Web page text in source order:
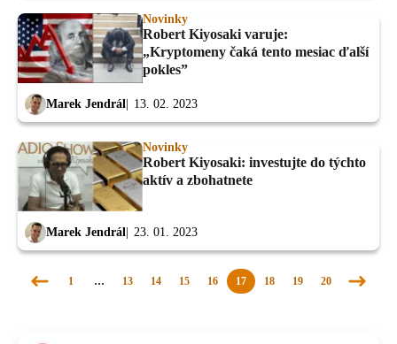
Novinky
Robert Kiyosaki varuje:
„Kryptomeny čaká tento mesiac ďalší
pokles”
Marek Jendrál 13. 02. 2023
Novinky
Robert Kiyosaki: investujte do týchto
aktív a zbohatnete
Marek Jendrál 23. 01. 2023
Predchádzajúca
1 … 13 14 15 16 17 18 19 20